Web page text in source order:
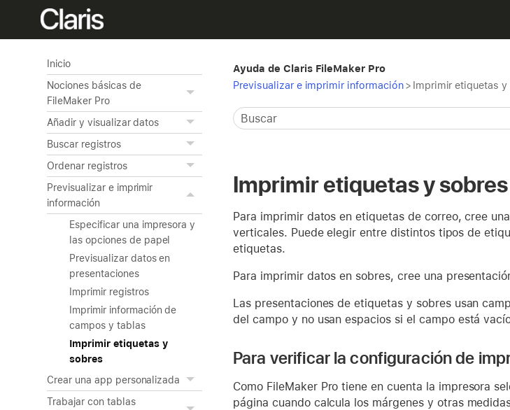
Inicio
Nociones básicas de
FileMaker Pro
Añadir y visualizar datos
Buscar registros
Ordenar registros
Previsualizar e imprimir
información
Especificar una impresora y
las opciones de papel
Previsualizar datos en
presentaciones
Imprimir registros
Imprimir información de
campos y tablas
Imprimir etiquetas y
sobres
Crear una app personalizada
Trabajar con tablas
Ayuda de Claris FileMaker Pro
Previsualizar e imprimir información> Imprimir etiquetas y
Imprimir etiquetas y sobres
Para imprimir datos en etiquetas de correo, cree
verticales. Puede elegir entre distintos tipos de
etiquetas.
Para imprimir datos en sobres, cree una
Las presentaciones de etiquetas y sobres usan
del campo y no usan espacios si el campo está
Para verificar la configuración de
Como FileMaker Pro tiene en cuenta la impresora
página cuando calcula los márgenes y otras